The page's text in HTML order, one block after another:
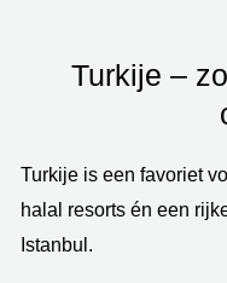
Turkije –
Turkije is een favoriet
halal resorts én een
Istanbul.